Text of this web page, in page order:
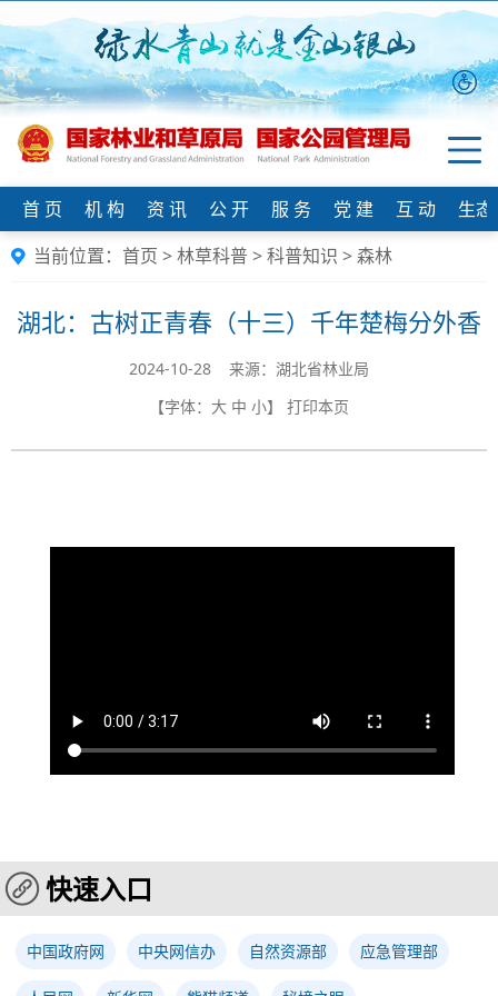
首 页 机 构 资 讯 公 开 服 务 党 建 互 动
生
当前位置： 首页 >林草科普>科普知识 >森林
湖北：古树正青春（十三）千年楚梅分外香
2024-10-28 来源：湖北省林业局
【字体： 大 中 小】 打印本页
快速入口
中国政府网 中央网信办 自然资源部 应急管理部